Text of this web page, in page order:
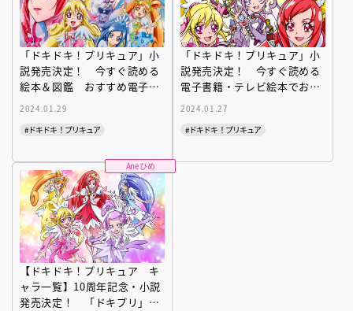
「ドキドキ！プリキュア」小
説発売決定！ 今すぐ読める
絵本＆図鑑 おすすめ電子書
籍
2024.01.29
#ドキドキ！プリキュア
「ドキドキ！プリキュア」小
説発売決定！ 今すぐ読める
電子書籍・テレビ絵本でおさ
らい！
2024.01.27
#ドキドキ！プリキュア
Aneひめ
【ドキドキ！プリキュア キ
ャラ一覧】10周年記念・小説
発売決定！ 「ドキプリ」の